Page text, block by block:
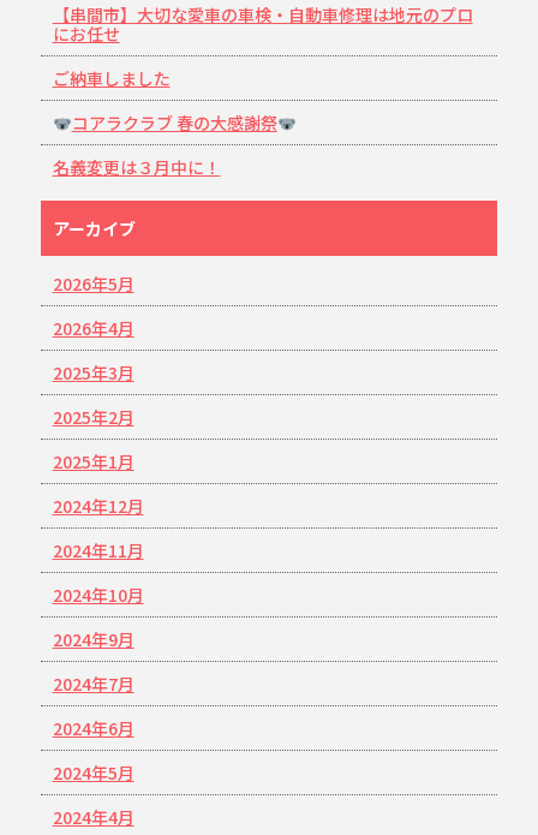
【串間市】大切な愛車の車検・自動車修理は地元のプロ
にお任せ
ご納車しました
コアラクラブ 春の大感謝祭
名義変更は３月中に！
アーカイブ
2026年5月
2026年4月
2025年3月
2025年2月
2025年1月
2024年12月
2024年11月
2024年10月
2024年9月
2024年7月
2024年6月
2024年5月
2024年4月